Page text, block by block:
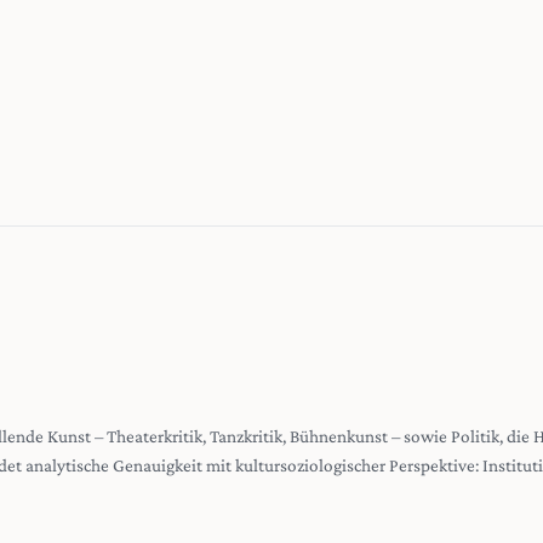
Kunst – Theaterkritik, Tanzkritik, Bühnenkunst – sowie Politik,
analytische Genauigkeit mit kultursoziologischer Perspektive: